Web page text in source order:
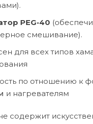
PEG-40
смешивание).
для всех типов
по отношению к
и нагревателям
содержит